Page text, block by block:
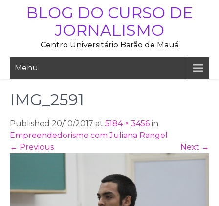
BLOG DO CURSO DE
JORNALISMO
Centro Universitário Barão de Mauá
Menu
IMG_2591
Published 20/10/2017 at 5184 × 3456 in
Empreendedorismo com Juliana Rangel
← Previous Next →